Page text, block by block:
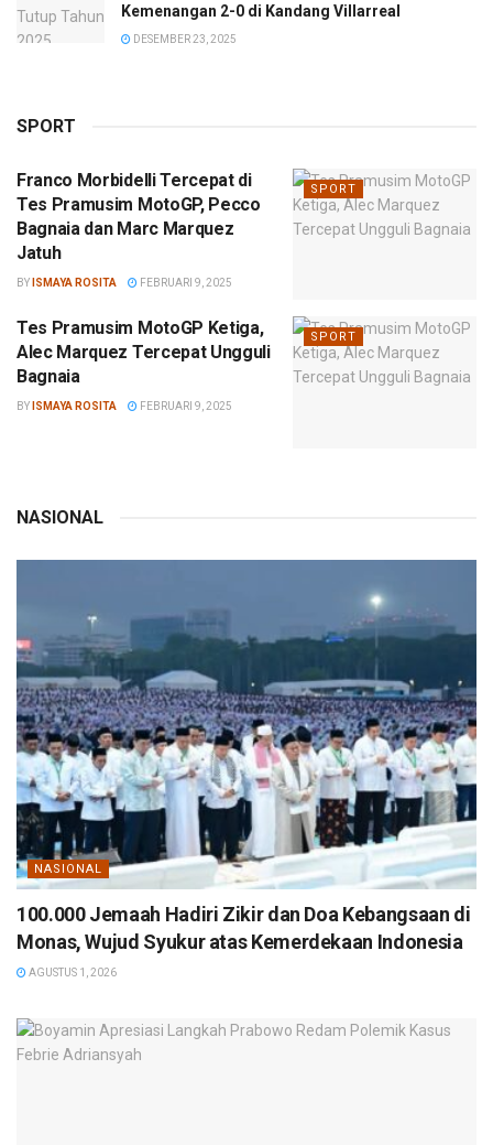
Kemenangan 2-0 di Kandang Villarreal
DESEMBER 23, 2025
SPORT
SPORT
Franco Morbidelli Tercepat di
Tes Pramusim MotoGP, Pecco
Bagnaia dan Marc Marquez
Jatuh
BY ISMAYA ROSITA FEBRUARI 9, 2025
SPORT
Tes Pramusim MotoGP Ketiga,
Alec Marquez Tercepat Ungguli
Bagnaia
BY ISMAYA ROSITA FEBRUARI 9, 2025
NASIONAL
NASIONAL
100.000 Jemaah Hadiri Zikir dan Doa Kebangsaan di
Monas, Wujud Syukur atas Kemerdekaan Indonesia
AGUSTUS 1, 2026